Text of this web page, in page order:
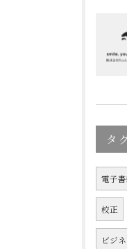
タ
電子
校正
ビジ